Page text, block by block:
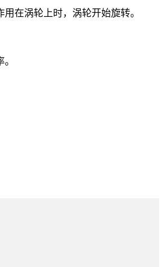
在涡轮上时，涡轮开始旋转。